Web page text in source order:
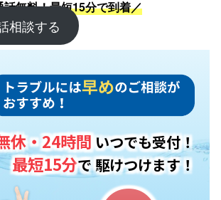
話無料！最短15分で到着／
相談する
休・24時間いつでも受付！
最短15分で駆けつけます！